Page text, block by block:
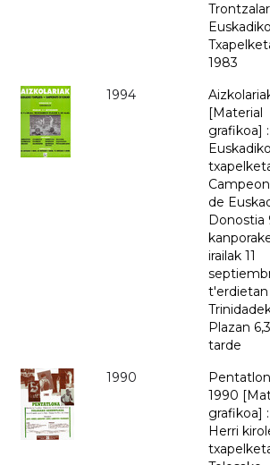
Euskadiko
1983
1994
[Material
grafikoa] :
Euskadiko
de
Donostia
irailak 11
t'erdietan
Plazan
tarde
1990
1990
grafikoa] :
Herri